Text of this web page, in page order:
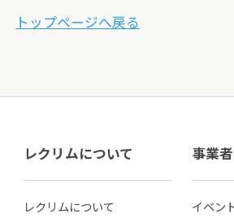
トップページへ戻る
レクリムについて
レクリムについて
事業
イベン